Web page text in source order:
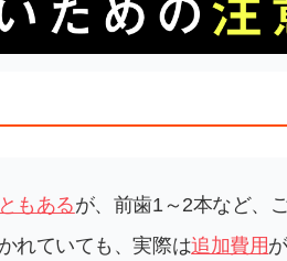
もあるが、前歯1～2本など、
れていても、実際は追加費用